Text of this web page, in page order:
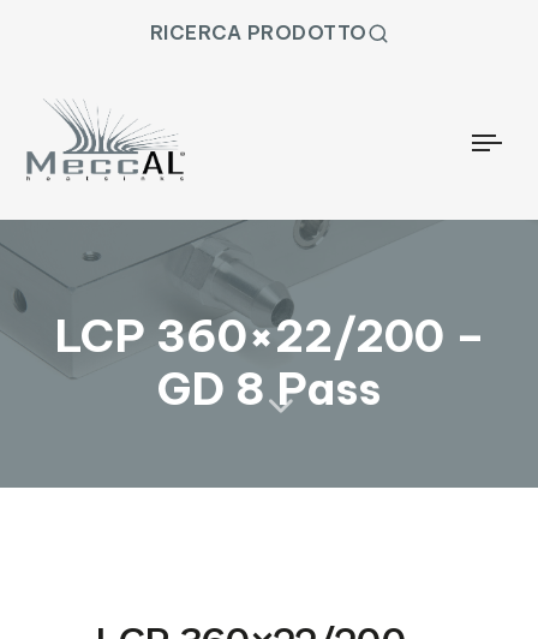
RICERCA PRODOTTO
LCP 360×22/200 –
GD 8 Pass